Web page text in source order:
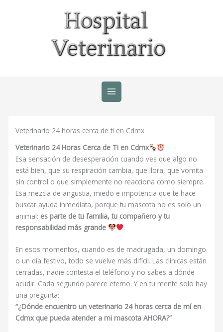
Veterinario 24 horas cerca de ti en Cdmx
Veterinario 24 Horas Cerca de Ti en Cdmx
Esa sensación de desesperación cuando ves que algo no
está bien, que su respiración cambia, que llora, que vomita
sin control o que simplemente no reacciona como siempre.
Esa mezcla de angustia, miedo e impotencia que te hace
buscar ayuda inmediata, porque tu mascota no es solo un
animal: es parte de tu familia, tu compañero y tu
responsabilidad más grande
.
En esos momentos, cuando es de madrugada, un domingo
o un día festivo, todo se vuelve más difícil. Las clínicas están
cerradas, nadie contesta el teléfono y no sabes a dónde
acudir. Cada segundo parece eterno. Y en tu mente solo hay
una pregunta:
“¿Dónde encuentro un veterinario 24 horas cerca de mí en
Cdmx que pueda atender a mi mascota AHORA?”